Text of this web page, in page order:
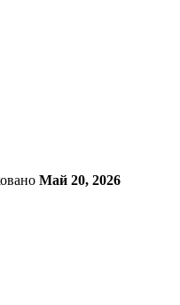
Май 20, 2026